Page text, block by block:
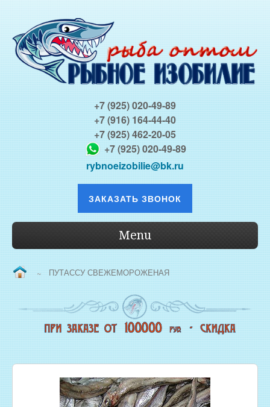
+7 (925) 020-49-89
+7 (916) 164-44-40
+7 (925) 462-20-05
+7 (925) 020-49-89
rybnoeizobilie@bk.ru
ЗАКАЗАТЬ ЗВОНОК
Menu
ВОПРОС/ОТВЕТ
НАША ПРОДУКЦИЯ
НОВЫЙ КОПТИЛЬНЫЙ ЦЕХ
ЖИВАЯ РЫБА
МОРЕПРОДУКТЫ
~ ПУТАССУ СВЕЖЕМОРОЖЕНАЯ